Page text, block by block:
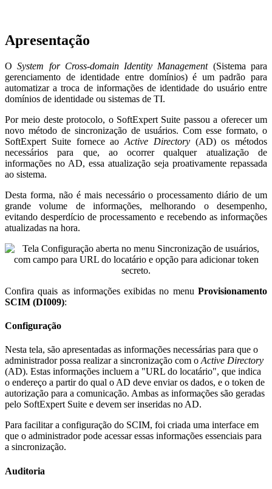
Apresentação
OSystem for Cross-domain Identity Management(Sistema para
gerenciamento de identidade entre domínios) é um padrão para
automatizar a troca de informações de identidade do usuário entre
domínios de identidade ou sistemas de TI.
Por meio deste protocolo, o SoftExpert Suite passou a oferecer um
novo método de sincronização de usuários. Com esse formato, o
SoftExpert Suite fornece ao Active Directory(AD) os métodos
necessários para que, ao ocorrer qualquer atualização de
informações no AD, essa atualização seja proativamente repassada
ao sistema.
Desta forma, não é mais necessário o processamento diário de um
grande volume de informações, melhorando o desempenho,
evitando desperdício de processamento e recebendo as informações
atualizadas na hora.
Confira quais as informações exibidas no menu Provisionamento
SCIM (DI009):
Configuração
Nesta tela, são apresentadas as informações necessárias para que o
administrador possa realizar a sincronização com oActive Directory
(AD). Estas informações incluem a "URL do locatário", que indica
o endereço a partir do qual o AD deve enviar os dados, e o token de
autorização para a comunicação. Ambas as informações são geradas
pelo SoftExpert Suite e devem ser inseridas no AD.
Para facilitar a configuração do SCIM, foi criada uma interface em
que o administrador pode acessar essas informações essenciais para
a sincronização.
Auditoria